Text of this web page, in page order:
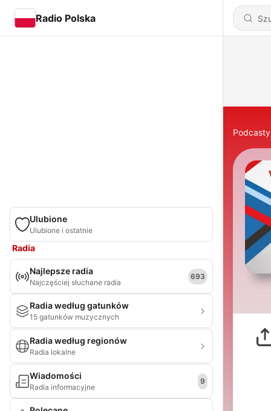
Radio Polska
Ulubione
Ulubione i ostatnie
Radia
Najlepsze radia
Najczęściej słuchane radia
693
Radia według gatunków
15 gatunków muzycznych
Radia według regionów
Radia lokalne
Wiadomości
Radia informacyjne
9
Podcasty